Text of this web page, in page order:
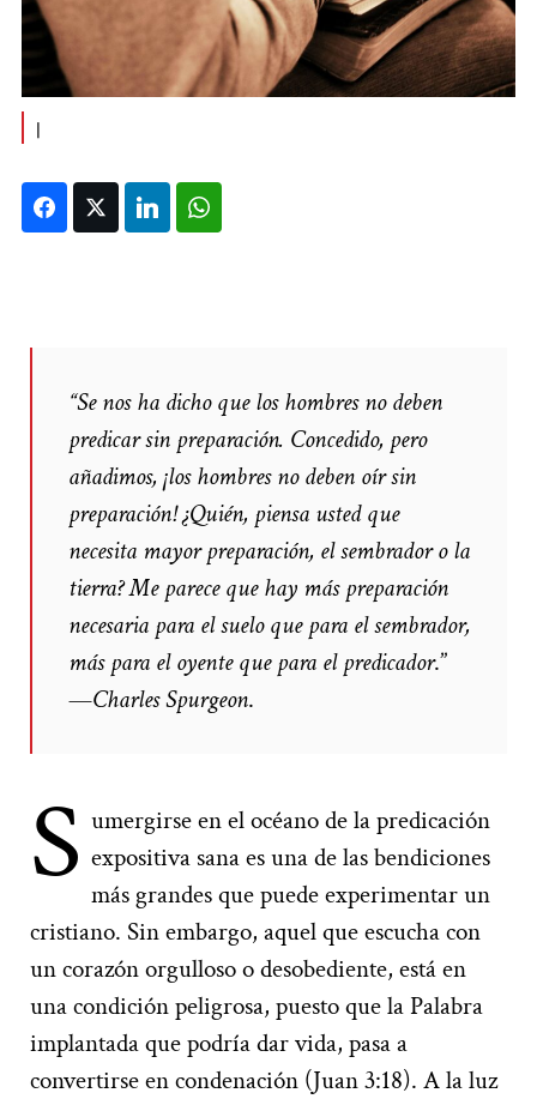
FacebookTwitter LinkedIn
“Se nos ha dicho que los hombres no deben
predicar sin preparación. Concedido, pero
añadimos, ¡los hombres no deben oír sin
preparación! ¿Quién, piensa usted que
necesita mayor preparación, el sembrador o la
tierra? Me parece que hay más preparación
necesaria para el suelo que para el sembrador,
más para el oyente que para el predicador.”
—Charles Spurgeon.
S umergirse en el océano de la predicación
expositiva sana es una de las bendiciones
más grandes que puede experimentar un
cristiano. Sin embargo, aquel que escucha con
un corazón orgulloso o desobediente, está en
una condición peligrosa, puesto que la Palabra
implantada que podría dar vida, pasa a
convertirse en condenación (Juan 3:18). A la luz